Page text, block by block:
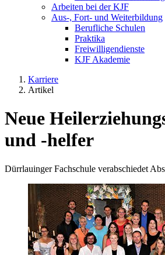
Arbeiten bei der KJF
Aus-, Fort- und Weiterbildung
Berufliche Schulen
Praktika
Freiwilligendienste
KJF Akademie
Karriere
Artikel
Neue
und -helfer
Dürrlauinger Fachschule verabschiedet